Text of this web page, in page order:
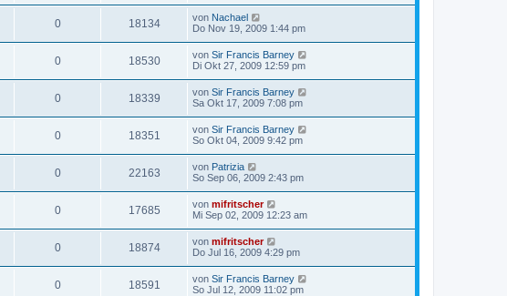
0 18134 von Nachael
Do Nov 19, 2009 1:44 pm
0 18530 von Sir Francis Barney
Di Okt 27, 2009 12:59 pm
0 18339 von Sir Francis Barney
Sa Okt 17, 2009 7:08 pm
0 18351 von Sir Francis Barney
So Okt 04, 2009 9:42 pm
0 22163 von Patrizia
So Sep 06, 2009 2:43 pm
0 17685 von mifritscher
Mi Sep 02, 2009 12:23 am
0 18874 von mifritscher
Do Jul 16, 2009 4:29 pm
0 18591 von Sir Francis Barney
So Jul 12, 2009 11:02 pm